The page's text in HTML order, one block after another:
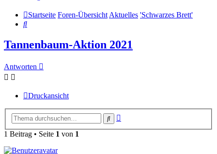
Startseite Foren-ÜbersichtAktuelles 'Schwarzes Brett'
Suche
Tannenbaum-Aktion 2021
Antworten
Druckansicht
Suche
1 Beitrag • Seite 1 von 1